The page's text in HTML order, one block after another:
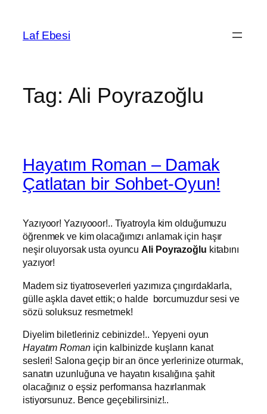
content
Laf Ebesi
Tag: Ali Poyrazoğlu
Hayatım Roman – Damak
Çatlatan bir Sohbet-Oyun!
Yazıyoor! Yazıyooor!.. Tiyatroyla kim olduğumuzu
öğrenmek ve kim olacağımızı anlamak için haşır
neşir oluyorsak usta oyuncuAli Poyrazoğlu kitabını
yazıyor!
Madem siz tiyatroseverleri yazımıza çıngırdaklarla,
gülle aşkla davet ettik; o halde borcumuzdur sesi ve
sözü soluksuz resmetmek!
Diyelim biletleriniz cebinizde!.. Yepyeni oyun
Hayatım Roman için kalbinizde kuşların kanat
sesleri! Salona geçip bir an önce yerlerinize oturmak,
sanatın uzunluğuna ve hayatın kısalığına şahit
olacağınız o eşsiz performansa hazırlanmak
istiyorsunuz. Bence geçebilirsiniz!..